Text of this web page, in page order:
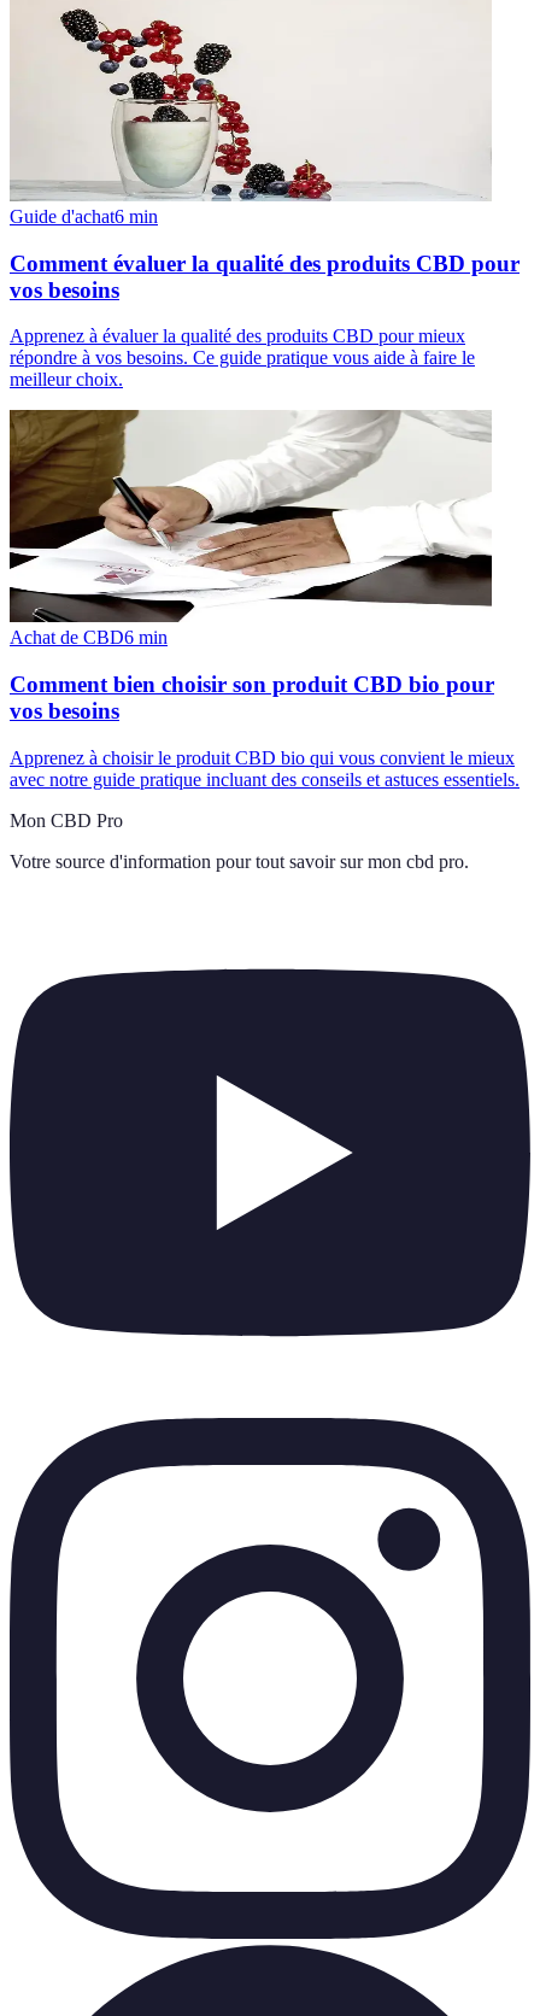
Guide d'achat6 min
Comment évaluer la qualité des produits CBD pour
vos besoins
Apprenez à évaluer la qualité des produits CBD pour mieux
répondre à vos besoins. Ce guide pratique vous aide à faire le
meilleur choix.
Achat de CBD6 min
Comment bien choisir son produit CBD bio pour
vos besoins
Apprenez à choisir le produit CBD bio qui vous convient le mieux
avec notre guide pratique incluant des conseils et astuces essentiels.
Mon CBD Pro
Votre source d'information pour tout savoir sur mon cbd pro.